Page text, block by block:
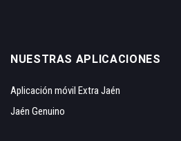
NUESTRAS APLICACIONES
Aplicación móvil Extra Jaén
Jaén Genuino